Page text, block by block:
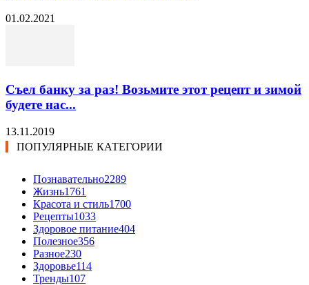
01.02.2021
Съел банку за раз! Возьмите этот рецепт и зимой
будете нас...
13.11.2019
ПОПУЛЯРНЫЕ КАТЕГОРИИ
Познавательно2289
Жизнь1761
Красота и стиль1700
Рецепты1033
Здоровое питание404
Полезное356
Разное230
Здоровье114
Тренды107